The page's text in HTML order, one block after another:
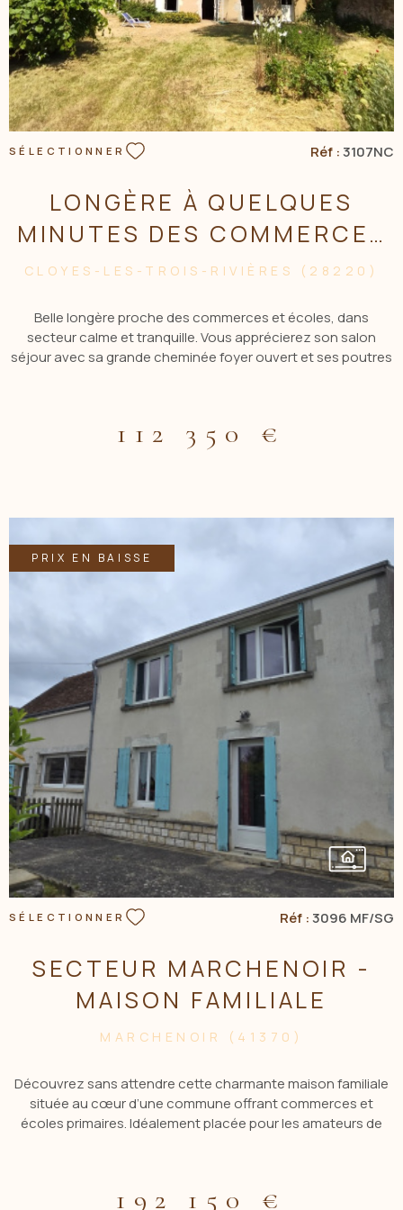
SÉLECTIONNER Réf :3107NC
LONGÈRE À QUELQUES
MINUTES DES COMMERCES
ET ÉCOLES
CLOYES-LES-TROIS-RIVIÈRES (28220)
Belle longère proche des commerces et écoles, dans
secteur calme et tranquille. Vous apprécierez son salon
séjour avec sa grande cheminée foyer ouvert et ses poutres
d'aménager les combles. Vous recherchez calme et
tranquilité , le terrain de presque 3000m² avec vue sur les
par mail ncolliot.acbi@gmail.com , entrepreneur individuel -
sur les risques auxquels est exposés ce bien sont
disponibles sur le site Georisques www.georisques.gouv.fr
112 350 €
PRIX EN BAISSE
VOIR LE BIEN
SÉLECTIONNER Réf :3096 MF/SG
SECTEUR MARCHENOIR -
MAISON FAMILIALE
MARCHENOIR (41370)
Découvrez sans attendre cette charmante maison familiale
située au cœur d’une commune offrant commerces et
écoles primaires. Idéalement placée pour les amateurs de
mezzanine, bureau, salle d'eau et WC. À l’étage : 3 chambres
192 150 €